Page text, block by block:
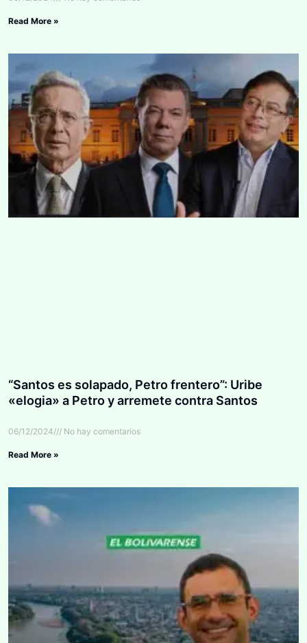
Read More »
“Santos es solapado, Petro frentero”: Uribe
«elogia» a Petro y arremete contra Santos
06/12/2024 No hay comentarios
Read More »